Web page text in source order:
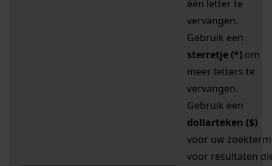
één letter te
vervangen.
Gebruik een
sterretje (*) om
meer letters te
vervangen.
Gebruik een
dollarteken ($)
voor uw zoekterm
voor resultaten